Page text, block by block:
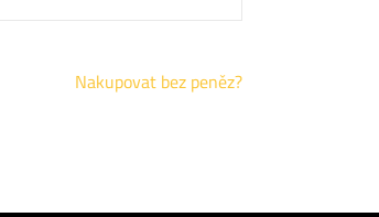
Nakupovat bez peněz?